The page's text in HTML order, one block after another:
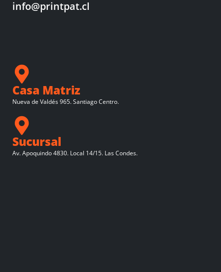
info@printpat.cl
Casa Matriz
Nueva de Valdés 965. Santiago Centro.
Sucursal
Av. Apoquindo 4830. Local 14/15. Las Condes.